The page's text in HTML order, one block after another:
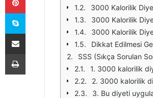
3000 Kalorilik
3000 Kalorilik
3000 Kalorilik
Dikkat Edilmesi
SSS (Sıkça Sorulan
1. 3000 kalorilik
2. 3000 kalorilik
3. Bu diyeti
Skype
E-Posta ile paylaş